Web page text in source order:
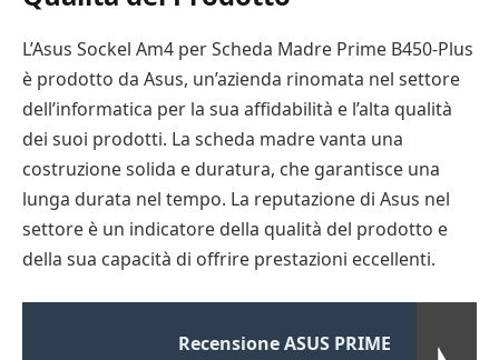
L’Asus Sockel Am4 per Scheda Madre Prime B450-Plus
è prodotto da Asus, un’azienda rinomata nel settore
dell’informatica per la sua affidabilità e l’alta qualità
dei suoi prodotti. La scheda madre vanta una
costruzione solida e duratura, che garantisce una
lunga durata nel tempo. La reputazione di Asus nel
settore è un indicatore della qualità del prodotto e
della sua capacità di offrire prestazioni eccellenti.
Recensione ASUS PRIME